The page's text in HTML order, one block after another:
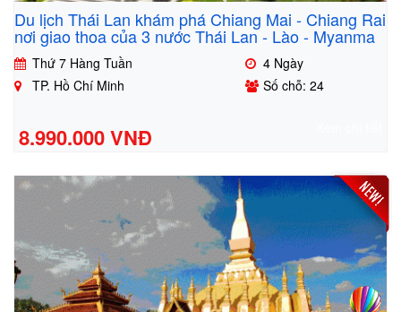
Du lịch Thái Lan khám phá Chiang Mai - Chiang Rai
nơi giao thoa của 3 nước Thái Lan - Lào - Myanma
Thứ 7 Hàng Tuần
4 Ngày
TP. Hồ Chí Minh
Số chỗ: 24
8.990.000 VNĐ